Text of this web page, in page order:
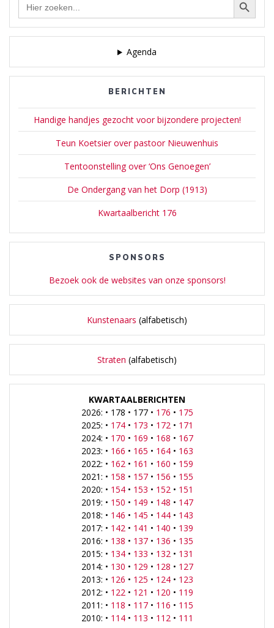
Agenda
BERICHTEN
Handige handjes gezocht voor bijzondere projecten!
Teun Koetsier over pastoor Nieuwenhuis
Tentoonstelling over ‘Ons Genoegen’
De Ondergang van het Dorp (1913)
Kwartaalbericht 176
SPONSORS
Bezoek ook de websites van onze sponsors!
Kunstenaars (alfabetisch)
Straten (alfabetisch)
KWARTAALBERICHTEN
2026: • 178 • 177 • 176 • 175
2025: • 174• 173 • 172• 171
2024: • 170 • 169 • 168 • 167
2023: • 166 • 165 • 164• 163
2022: • 162• 161 • 160 • 159
2021: • 158 • 157• 156 • 155
2020: • 154• 153 • 152• 151
2019: • 150 • 149 • 148 • 147
2018: • 146 • 145 • 144• 143
2017: • 142• 141 • 140 • 139
2016: • 138 • 137• 136 • 135
2015: • 134• 133 • 132• 131
2014: • 130 • 129 • 128 • 127
2013: • 126 • 125 • 124• 123
2012: • 122• 121 • 120 • 119
2011: • 118 • 117• 116 • 115
2010: • 114• 113 • 112• 111